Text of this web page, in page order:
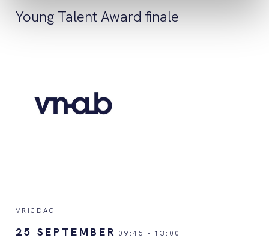
Young Talent Award finale
VRIJDAG
25 SEPTEMBER 09:45 - 13:00